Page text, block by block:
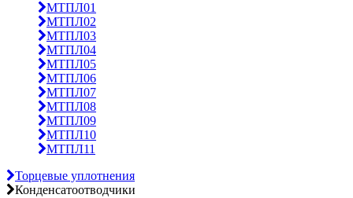
МТПЛ01
МТПЛ02
МТПЛ03
МТПЛ04
МТПЛ05
МТПЛ06
МТПЛ07
МТПЛ08
МТПЛ09
МТПЛ10
МТПЛ11
Торцевые уплотнения
Конденсатоотводчики